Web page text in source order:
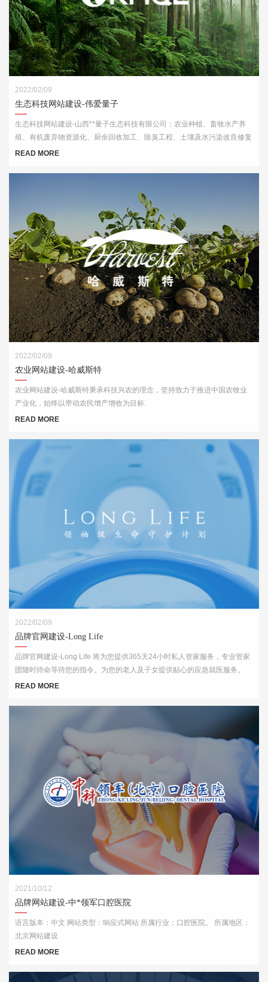
2022/02/09
生态科技网站建设-伟爱量子
生态科技网站建设-山西**量子生态科技有限公司：农业种植、畜牧水产养
殖、有机废弃物资源化、厨余回收加工、除臭工程、土壤及水污染改良修复
等领域内的技术服务
READ MORE
2022/02/09
农业网站建设-哈威斯特
农业网站建设-哈威斯特秉承科技兴农的理念，坚持致力于推进中国农牧业
产业化，始终以带动农民增产增收为目标.
READ MORE
2022/02/09
品牌官网建设-Long Life
品牌官网建设-Long Life 将为您提供365天24小时私人管家服务，专业管家
团随时待命等待您的指令。为您的老人及子女提供贴心的应急就医服务。
READ MORE
2021/10/12
品牌网站建设-中*领军口腔医院
语言版本：中文 网站类型：响应式网站 所属行业：口腔医院。 所属地区：
北京网站建设
READ MORE